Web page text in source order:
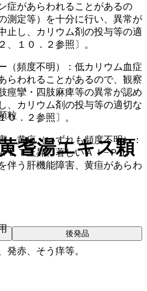
症があらわれることがあるの
測定等）を十分に行い、異常が
止し、カリウム剤の投与等の適
、１０．２参照〕。
（頻度不明）：低カリウム血症
らわれることがあるので、観察
痙攣・四肢麻痺等の異常が認め
、カリウム剤の投与等の適切な
０．２参照〕。
黄疸（いずれも頻度不明）：
ＬＴ上昇、著しいＡｌ−Ｐ上
伴う肝機能障害、黄疸があらわ
発赤、そう痒等。
粒
耆湯エキス顆
後発品